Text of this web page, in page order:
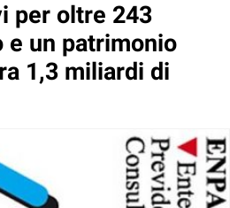
per oltre 243
e un patrimonio
1,3 miliardi di